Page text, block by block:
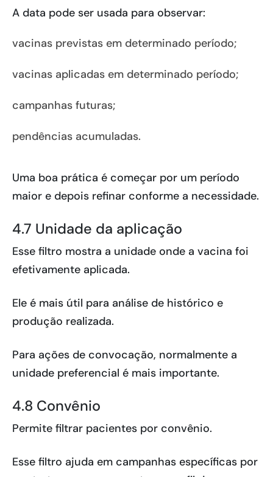
A data pode ser usada para observar:
vacinas previstas em determinado período;
vacinas aplicadas em determinado período;
campanhas futuras;
pendências acumuladas.
Uma boa prática é começar por um período
maior e depois refinar conforme a necessidade.
4.7 Unidade da aplicação
Esse filtro mostra a unidade onde a vacina foi
efetivamente aplicada.
Ele é mais útil para análise de histórico e
produção realizada.
Para ações de convocação, normalmente a
unidade preferencial é mais importante.
4.8 Convênio
Permite filtrar pacientes por convênio.
Esse filtro ajuda em campanhas específicas por